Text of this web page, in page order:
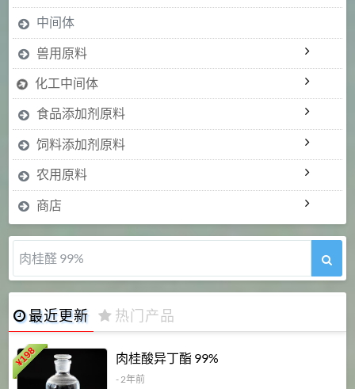
中间体
兽用原料
化工中间体
食品添加剂原料
饲料添加剂原料
农用原料
商店
肉桂醛 99%
最近更新 热门产品
¥
198 肉桂酸异丁酯 99%
- 2年前